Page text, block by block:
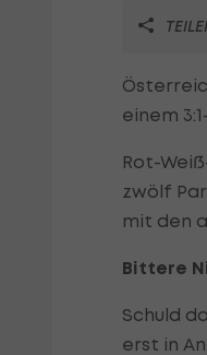
einem
Rot-
zwölf
mit den
Bittere
Schuld
erst in